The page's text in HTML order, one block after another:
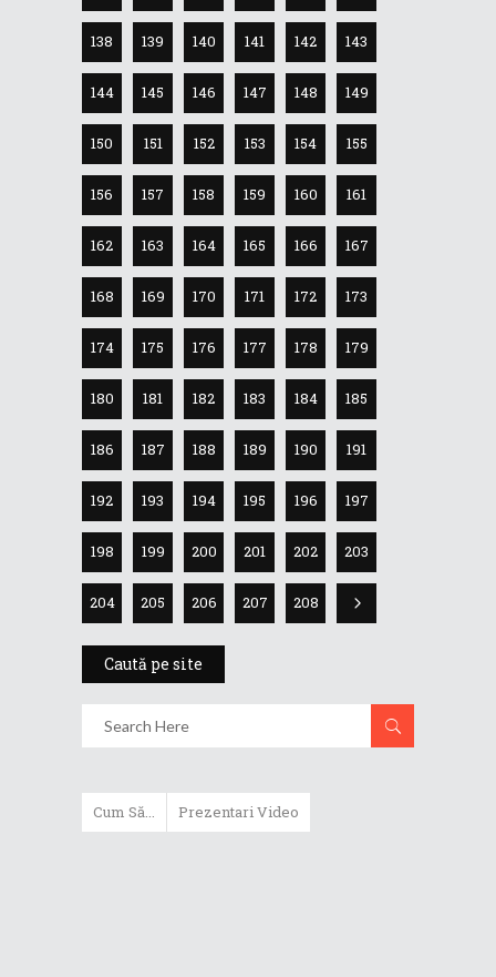
138 139 140 141 142 143
144 145 146 147 148 149
150 151 152 153 154 155
156 157 158 159 160 161
162 163 164 165 166 167
168 169 170 171 172 173
174 175 176 177 178 179
180 181 182 183 184 185
186 187 188 189 190 191
192 193 194 195 196 197
198 199 200 201 202 203
204 205 206 207 208
Caută pe site
Cum Să... Prezentari Video